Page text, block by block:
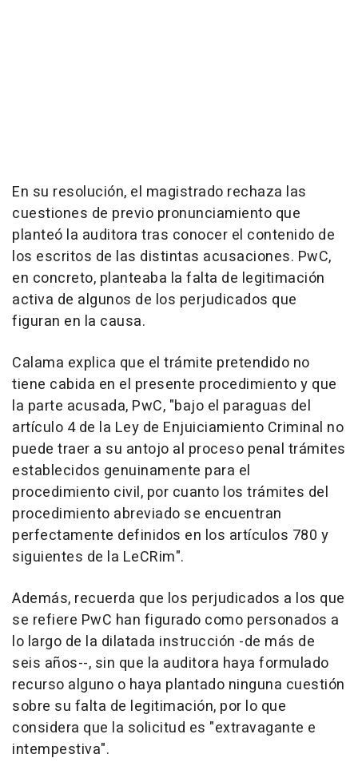
En su resolución, el magistrado rechaza las
cuestiones de previo pronunciamiento que
planteó la auditora tras conocer el contenido de
los escritos de las distintas acusaciones. PwC,
en concreto, planteaba la falta de legitimación
activa de algunos de los perjudicados que
figuran en la causa.
Calama explica que el trámite pretendido no
tiene cabida en el presente procedimiento y que
la parte acusada, PwC, "bajo el paraguas del
artículo 4 de la Ley de Enjuiciamiento Criminal no
puede traer a su antojo al proceso penal trámites
establecidos genuinamente para el
procedimiento civil, por cuanto los trámites del
procedimiento abreviado se encuentran
perfectamente definidos en los artículos 780 y
siguientes de la LeCRim".
Además, recuerda que los perjudicados a los que
se refiere PwC han figurado como personados a
lo largo de la dilatada instrucción -de más de
seis años--, sin que la auditora haya formulado
recurso alguno o haya plantado ninguna cuestión
sobre su falta de legitimación, por lo que
considera que la solicitud es "extravagante e
intempestiva".